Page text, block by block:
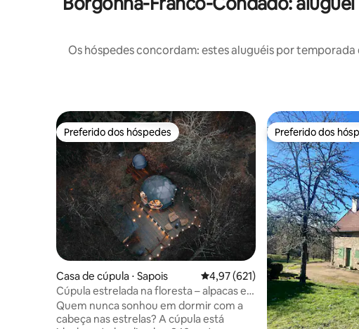
Os hóspedes concordam: estes aluguéis por
Preferido dos hóspedes
Preferido dos hóspedes
Casa de cúpula ⋅ Sapois 4,97 de uma avaliação média de
4,97 (621)
Cúpula estrelada na floresta – alpacas e
natureza em Gérardmer
Quem nunca sonhou em dormir com a
cabeça nas estrelas? A cúpula está
Preferido dos
Preferido dos